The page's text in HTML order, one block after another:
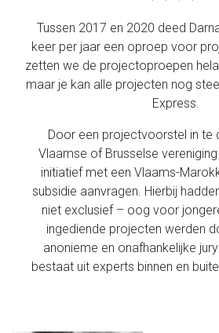
Tussen 2017 en 2020 deed
keer per jaar een oproep voor
zetten we de projectoproepen
maar je kan alle projecten nog
Express.
Door een projectvoorstel in te
Vlaamse of Brusselse
initiatief met een Vlaams-
subsidie aanvragen. Hierbij
niet exclusief – oog voor
ingediende projecten werden
anonieme en onafhankelijke
bestaat uit experts binnen en